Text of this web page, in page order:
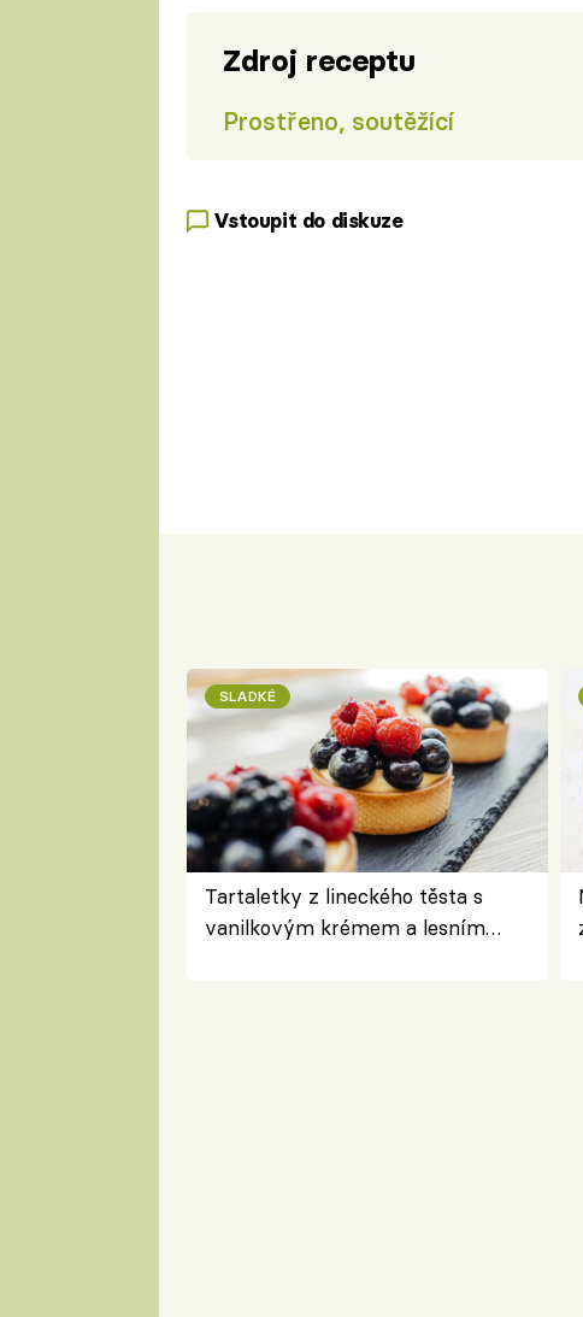
Zdroj receptu
Prostřeno, soutěžící
Vstoupit do diskuze
SLADKÉ
Tartaletky z lineckého těsta s
vanilkovým krémem a lesním